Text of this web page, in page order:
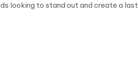
looking to stand out and create a